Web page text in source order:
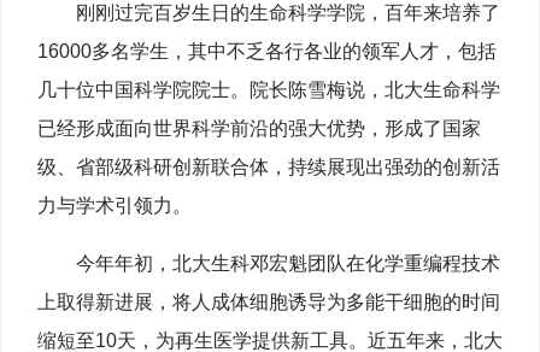
刚刚过完百岁生日的生命科学学院，百年来培养了
16000多名学生，其中不乏各行各业的领军人才，包括
几十位中国科学院院士。院长陈雪梅说，北大生命科学
已经形成面向世界科学前沿的强大优势，形成了国家
级、省部级科研创新联合体，持续展现出强劲的创新活
力与学术引领力。
今年年初，北大生科邓宏魁团队在化学重编程技术
上取得新进展，将人成体细胞诱导为多能干细胞的时间
缩短至10天，为再生医学提供新工具。近五年来，北大